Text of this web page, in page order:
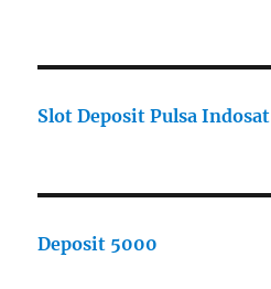
Slot Deposit Pulsa Indosat
Deposit 5000